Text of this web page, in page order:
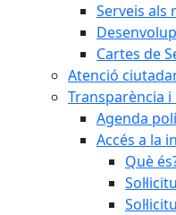
Serveis als
Cartes de
Atenció
Transparència
Agenda
Accés a la
Què